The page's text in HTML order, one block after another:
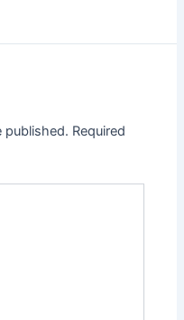
published. Required